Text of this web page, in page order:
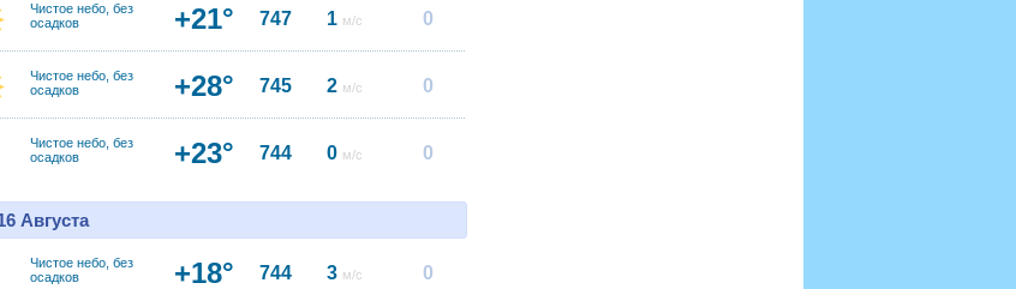
Чистое небо, без
осадков
+21° 747 1 м/с 0
Чистое небо, без
осадков
+28° 745 2 м/с 0
Чистое небо, без
осадков
+23° 744 0 м/с 0
Августа
Чистое небо, без
осадков
+18° 744 3 м/с 0